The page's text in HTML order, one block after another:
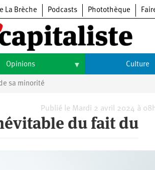
La Brèche Podcasts Photothèque
Opinions Culture
Arts
Cinéma
Expositions
sa minorité
Publié le Mardi 2 avril 2024 à
du fait du